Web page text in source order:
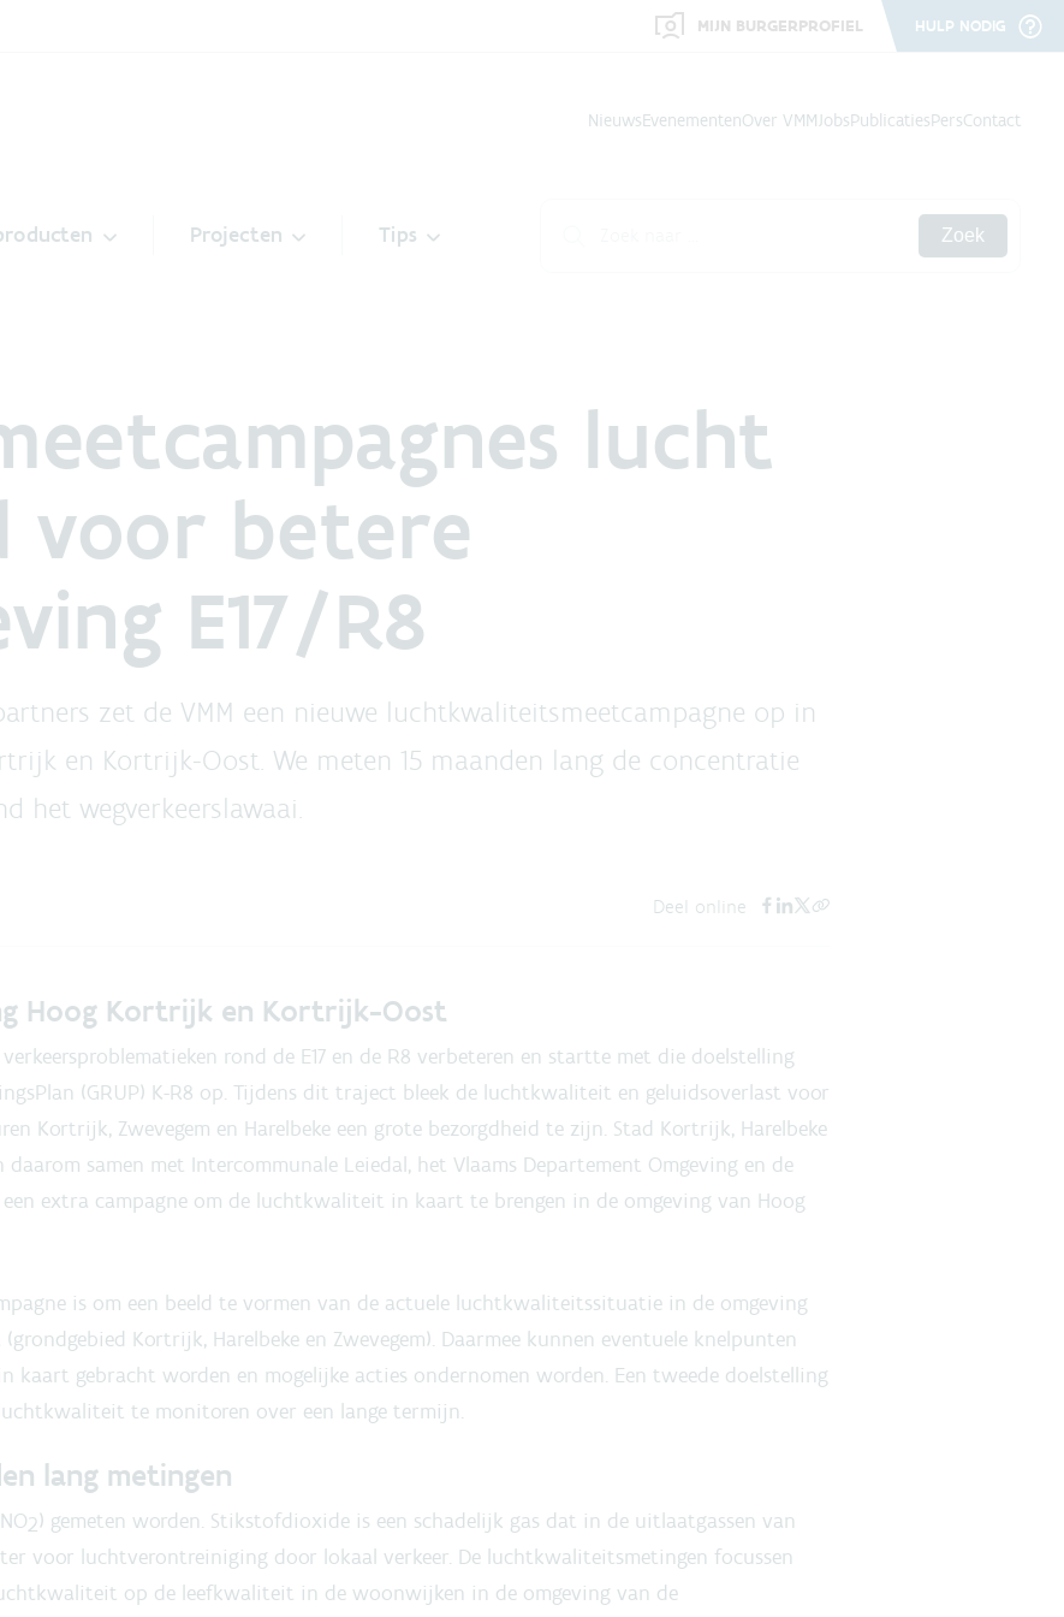
MIJN BURGERPROFIEL HULP NODIG
NieuwsEvenementenOver VMMJobsPublicatiesPersContact
Projecten Tips Zoek
lucht
voor betere
E17/R8
zet de VMM een nieuwe luchtkwaliteitsmeetcampagne op in
en Kortrijk-Oost. We meten 15 maanden lang de concentratie
het wegverkeerslawaai.
Deel online
Hoog Kortrijk en Kortrijk-Oost
rond de E17 en de R8 verbeteren en startte met die doelstelling
(GRUP) K-R8 op. Tijdens dit traject bleek de luchtkwaliteit en geluidsoverlast voor
Kortrijk, Zwevegem en Harelbeke een grote bezorgdheid te zijn. Stad Kortrijk, Harelbeke
daarom samen met Intercommunale Leiedal, het Vlaams Departement Omgeving en de
een extra campagne om de luchtkwaliteit in kaart te brengen in de omgeving van Hoog
is om een beeld te vormen van de actuele luchtkwaliteitssituatie in de omgeving
Kortrijk, Harelbeke en Zwevegem). Daarmee kunnen eventuele knelpunten
gebracht worden en mogelijke acties ondernomen worden. Een tweede doelstelling
te monitoren over een lange termijn.
lang metingen
2) gemeten worden. Stikstofdioxide is een schadelijk gas dat in de uitlaatgassen van
voor luchtverontreiniging door lokaal verkeer. De luchtkwaliteitsmetingen focussen
op de leefkwaliteit in de woonwijken in de omgeving van de